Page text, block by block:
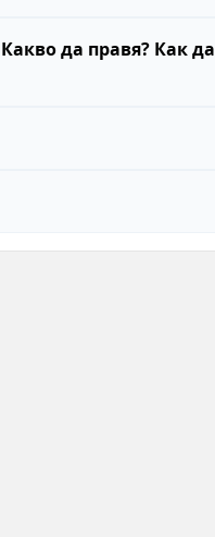
да правя? Как да